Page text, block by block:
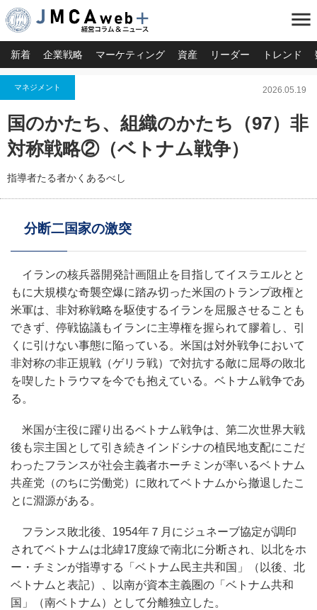
menu
新着 企業戦略 マーケティング 資産 リーダー トレンド
マネジメント 2026.05.19
国のかたち、組織のかたち（97）非
対称戦略②（ベトナム戦争）
指導者たる者かくあるべし
分断二国家の激突
イランの核兵器開発計画阻止を目指してイスラエルとと
もに大規模な奇襲空爆に踏み切った米国のトランプ政権と
米軍は、非対称戦略を駆使するイランを屈服させることも
できず、停戦協議もイランに主導権を握られて膠着し、引
くに引けない事態に陥っている。米国は対外戦争において
非対称の非正規戦（ゲリラ戦）で対抗する敵に屈辱の敗北
を喫したトラウマを今でも抱えている。ベトナム戦争であ
る。
米国が主役に躍り出るベトナム戦争は、第二次世界大戦
後も宗主国として引き続きインドシナの植民地支配にこだ
わったフランスが社会主義者ホーチミンが率いるベトナム
共産党（のちに労働党）に敗れてベトナムから撤退したこ
とに淵源がある。
フランス敗北後、1954年７月にジュネーブ協定が調印
されてベトナムは北緯17度線で南北に分断され、以北をホ
ー・チミンが指導する「ベトナム民主共和国」（以後、北
ベトナムと表記）、以南が資本主義圏の「ベトナム共和
国」（南ベトナム）として分離独立した。